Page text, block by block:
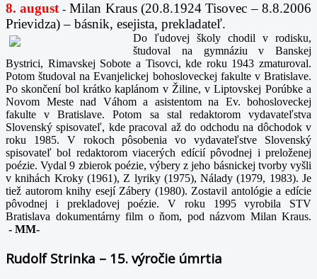
8. august -Milan Kraus (20.8.1924 Tisovec – 8.8.2006
Prievidza) – básnik, esejista, prekladateľ.
Do ľudovej školy chodil v rodisku,
študoval na gymnáziu v Banskej
Bystrici, Rimavskej Sobote a Tisovci, kde roku 1943 zmaturoval.
Potom študoval na Evanjelickej bohosloveckej fakulte v Bratislave.
Po skončení bol krátko kaplánom v Žiline, v Liptovskej Porúbke a
Novom Meste nad Váhom a asistentom na Ev. bohosloveckej
fakulte v Bratislave. Potom sa stal redaktorom vydavateľstva
Slovenský spisovateľ, kde pracoval až do odchodu na dôchodok v
roku 1985. V rokoch pôsobenia vo vydavateľstve Slovenský
spisovateľ bol redaktorom viacerých edícií pôvodnej i preloženej
poézie. Vydal 9 zbierok poézie, výbery z jeho básnickej tvorby vyšli
v knihách Kroky (1961), Z lyriky (1975), Nálady (1979, 1983). Je
tiež autorom knihy esejí Zábery (1980). Zostavil antológie a edície
pôvodnej i prekladovej poézie. V roku 1995 vyrobila STV
Bratislava dokumentárny film o ňom, pod názvom Milan Kraus.
- MM-
Rudolf Strinka – 15. výročie úmrtia